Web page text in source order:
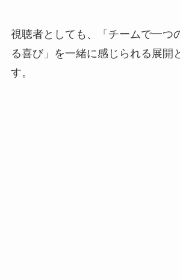
視聴者としても、「チームで一つ
る喜び」を一緒に感じられる展開
す。